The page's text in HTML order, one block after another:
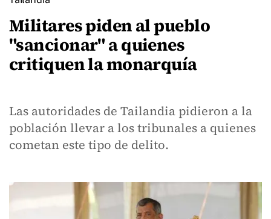
Militares piden al pueblo
"sancionar" a quienes
critiquen la monarquía
Las autoridades de Tailandia pidieron a la
población llevar a los tribunales a quienes
cometan este tipo de delito.